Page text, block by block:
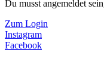
Du musst angemeldet
Zum Login
Instagram
Facebook